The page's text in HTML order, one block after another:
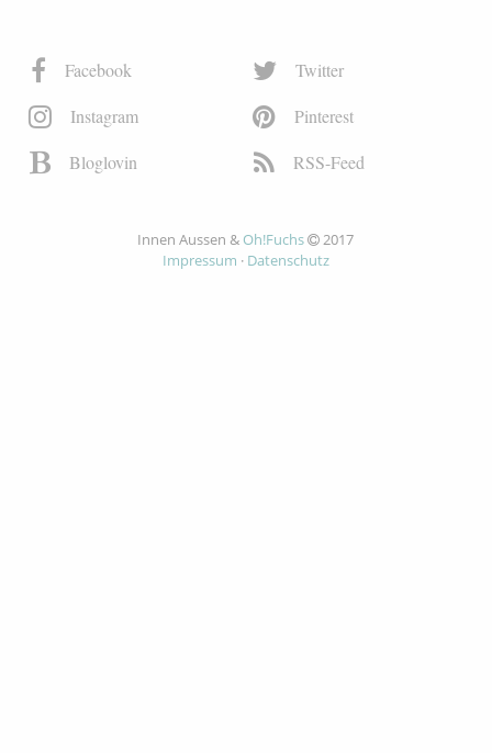
Facebook
Twitter
Instagram
Pinterest
Bloglovin
RSS-Feed
Innen Aussen & Oh!Fuchs
2017
Impressum · Datenschutz